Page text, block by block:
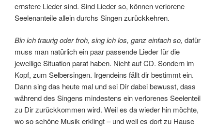
ernstere Lieder sind. Sind Lieder so, können verlorene
Seelenanteile allein durchs Singen zurückkehren.
Bin ich traurig oder froh, sing ich los, ganz einfach so, dafür
muss man natürlich ein paar passende Lieder für die
jeweilige Situation parat haben. Nicht auf CD. Sondern im
Kopf, zum Selbersingen. Irgendeins fällt dir bestimmt ein.
Dann sing das heute mal und sei Dir dabei bewusst, dass
während des Singens mindestens ein verlorenes Seelenteil
zu Dir zurückkommen wird. Weil es da wieder hin möchte,
wo so schöne Musik erklingt – und weil es dort zu Hause